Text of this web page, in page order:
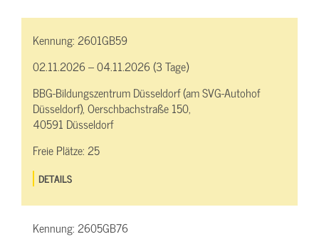
Kennung:2601GB59
02.11.2026 – 04.11.2026 (3 Tage)
BBG-Bildungszentrum Düsseldorf (am SVG-Autohof
Düsseldorf), Oerschbachstraße 150,
40591 Düsseldorf
Freie Plätze:25
DETAILS
Kennung:2605GB76